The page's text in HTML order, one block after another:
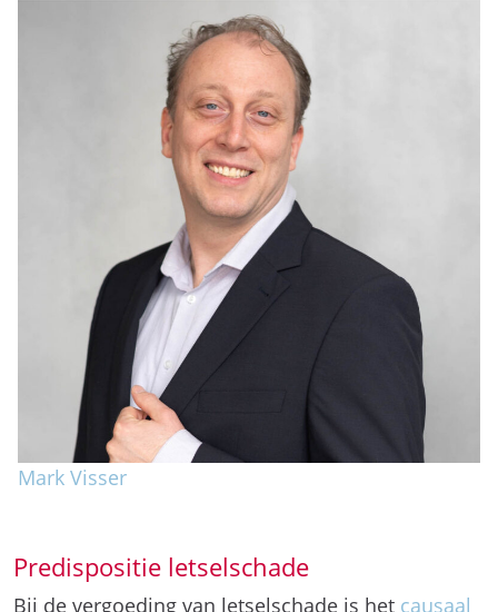
Mark Visser
Predispositie letselschade
Bij de vergoeding van letselschade is het causaal